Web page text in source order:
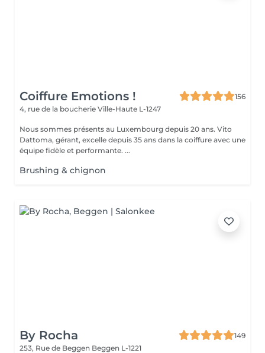
Coiffure Emotions !
156
4, rue de la boucherie Ville-Haute L-1247
Nous sommes présents au Luxembourg depuis 20 ans. Vito
Dattoma, gérant, excelle depuis 35 ans dans la coiffure avec une
équipe fidèle et performante. ...
Brushing & chignon
By Rocha
149
253, Rue de Beggen Beggen L-1221